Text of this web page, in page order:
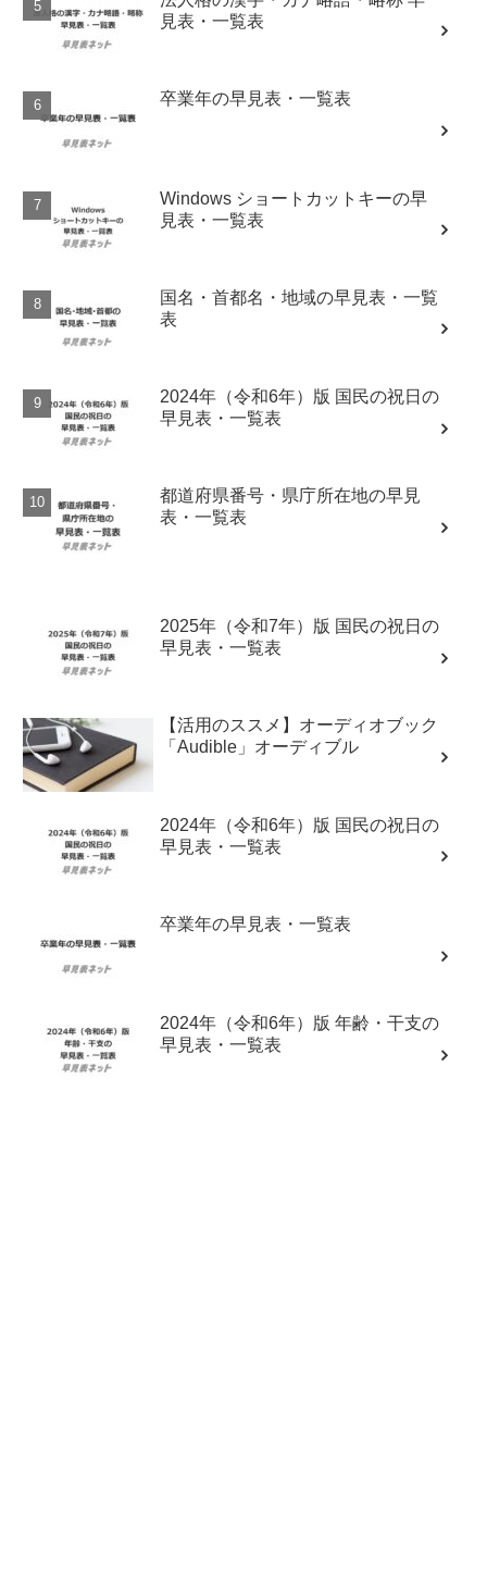
見表・一覧表
卒業年の早見表・一覧表
Windows ショートカットキーの早
見表・一覧表
国名・首都名・地域の早見表・一覧
表
2024年（令和6年）版 国民の祝日の
早見表・一覧表
都道府県番号・県庁所在地の早見
表・一覧表
2025年（令和7年）版 国民の祝日の
早見表・一覧表
【活用のススメ】オーディオブック
「Audible」オーディブル
2024年（令和6年）版 国民の祝日の
早見表・一覧表
卒業年の早見表・一覧表
2024年（令和6年）版 年齢・干支の
早見表・一覧表